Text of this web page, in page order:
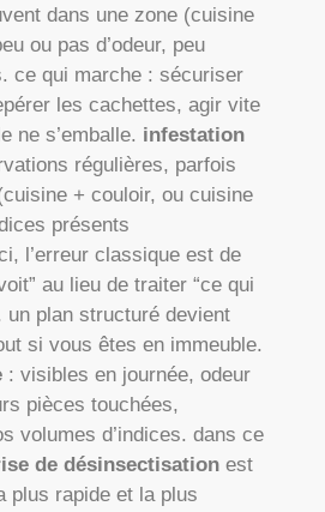
dans une zone (cuisine
ou pas d’odeur, peu
ce qui marche : sécuriser
les cachettes, agir vite
ne s’emballe. infestation
régulières, parfois
+ couloir, ou cuisine
présents
l’erreur classique est de
au lieu de traiter “ce qui
un plan structuré devient
si vous êtes en immeuble.
: visibles en journée, odeur
pièces touchées,
volumes d’indices. dans ce
de désinsectisation est
plus rapide et la plus